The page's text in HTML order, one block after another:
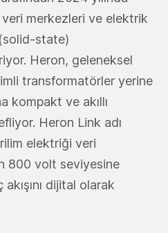
merkezleri ve elektrik
state)
Heron, geleneksel
transformatörler yerine
kompakt ve akıllı
Heron Link adı
elektriği veri
800 volt seviyesine
dijital olarak